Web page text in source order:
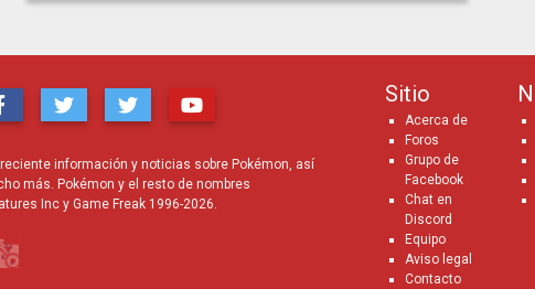
información y noticias sobre Pokémon, así
más. Pokémon y el resto de nombres
Inc y Game Freak 1996-2026.
Sitio
Acerca de
Foros
Grupo de
Facebook
Chat en
Discord
Equipo
Aviso legal
Contacto